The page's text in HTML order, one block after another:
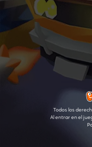
Todos los
Al entrar en el